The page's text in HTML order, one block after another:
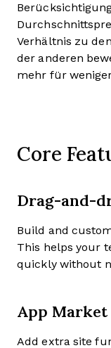
Verhältnis zu
der anderen
mehr für
Core
Drag-and-
Build and
This helps your
quickly without
App Market
Add extra site